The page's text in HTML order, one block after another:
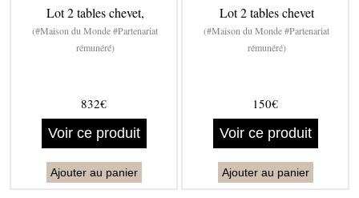
Lot 2 tables chevet,
(#Maison du Monde #Partenariat
rémunéré)
832€
Voir ce produit
Ajouter au panier
Lot 2 tables chevet
(#Maison du Monde #Partenariat
rémunéré)
150€
Voir ce produit
Ajouter au panier